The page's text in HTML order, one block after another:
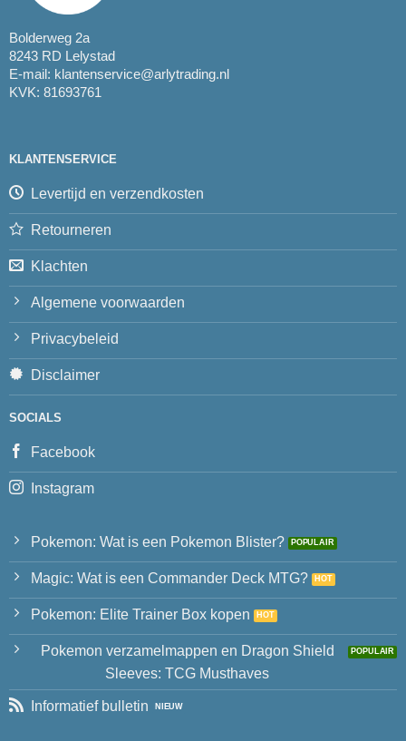
Bolderweg 2a
8243 RD Lelystad
E-mail: klantenservice@arlytrading.nl
KVK: 81693761
KLANTENSERVICE
Levertijd en verzendkosten
Retourneren
Klachten
Algemene voorwaarden
Privacybeleid
Disclaimer
SOCIALS
Facebook
Instagram
Pokemon: Wat is een Pokemon Blister?
Magic: Wat is een Commander Deck MTG?
Pokemon: Elite Trainer Box kopen
Pokemon verzamelmappen en Dragon Shield
Sleeves: TCG Musthaves
Informatief bulletin